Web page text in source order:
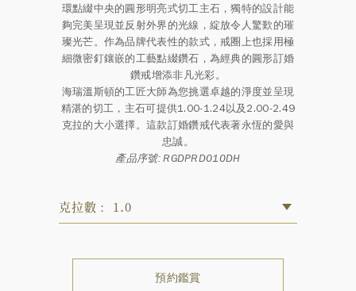
環點綴中央的圓形明亮式切工主石，獨特的設計能
夠完美呈現並反射外界的光線，綻放令人驚歎的璀
璨光芒。作為品牌代表性的款式，戒圈上也採用極
細微密釘鑲嵌的工藝點綴鑽石，為經典的圓形訂婚
鑽戒增添非凡光彩。
海瑞溫斯頓的工匠大師為您挑選卓越的淨度並呈現
精湛的切工，主石可提供1.00-1.24以及2.00-2.49
克拉的大小選擇。這款訂婚鑽戒代表著永恆的愛與
忠誠。
產品序號: RGDPRD010DH
克拉數： 1.0
預約鑑賞